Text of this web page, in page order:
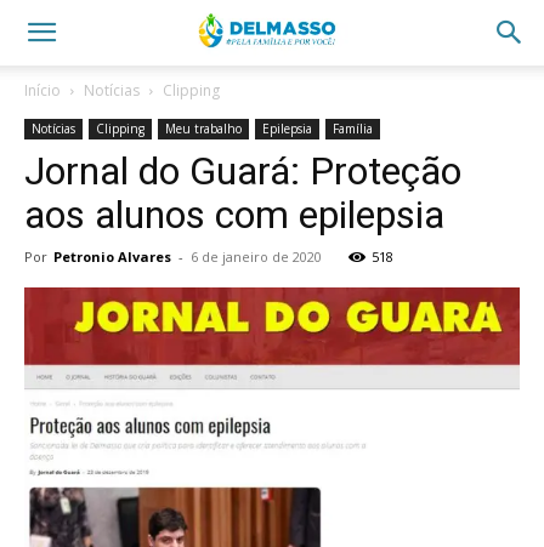
Início Notícias Clipping
Notícias Clipping Meu trabalho Epilepsia Família
Jornal do Guará: Proteção
aos alunos com epilepsia
Por Petronio Alvares - 6 de janeiro de 2020 518